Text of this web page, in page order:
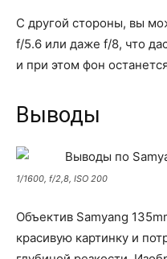
С другой стороны, вы
f/5.6 или даже f/8, что
и при этом фон
Выводы
1/1600, f/2,8, ISO 200
Объектив Samyang
красивую картинку и